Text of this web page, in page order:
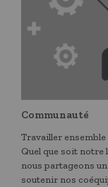
Communauté
Travailler
​Quel que soit notre
nous partageons
soutenir nos